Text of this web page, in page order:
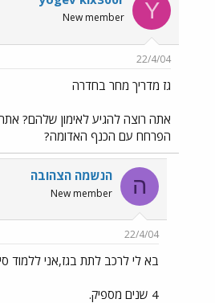
Y
New member
22/4/04
גז מדריך מחר בחדרה
אתה רוצה להגיע לאימון שלהם?
הפרחח עם הכנף האדומה?
ה הנשמה הצהובה
New member
22/4/04
בא לי לרכב לתת בגז,אני ללמוד
4 שנים מספיק.